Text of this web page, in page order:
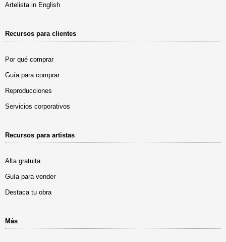
Artelista in English
Recursos para clientes
Por qué comprar
Guía para comprar
Reproducciones
Servicios corporativos
Recursos para artistas
Alta gratuita
Guía para vender
Destaca tu obra
Más